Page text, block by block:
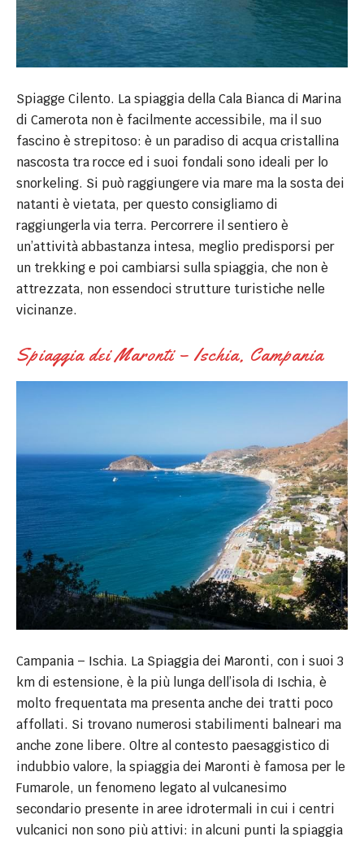
Spiagge Cilento. La spiaggia della Cala Bianca di Marina
di Camerota non è facilmente accessibile, ma il suo
fascino è strepitoso: è un paradiso di acqua cristallina
nascosta tra rocce ed i suoi fondali sono ideali per lo
snorkeling. Si può raggiungere via mare ma la sosta dei
natanti è vietata, per questo consigliamo di
raggiungerla via terra. Percorrere il sentiero è
un’attività abbastanza intesa, meglio predisporsi per
un trekking e poi cambiarsi sulla spiaggia, che non è
attrezzata, non essendoci strutture turistiche nelle
vicinanze.
Spiaggia dei Maronti – Ischia, Campania
Campania – Ischia. La Spiaggia dei Maronti, con i suoi 3
km di estensione, è la più lunga dell’isola di Ischia, è
molto frequentata ma presenta anche dei tratti poco
affollati. Si trovano numerosi stabilimenti balneari ma
anche zone libere. Oltre al contesto paesaggistico di
indubbio valore, la spiaggia dei Maronti è famosa per le
Fumarole, un fenomeno legato al vulcanesimo
secondario presente in aree idrotermali in cui i centri
vulcanici non sono più attivi: in alcuni punti la spiaggia